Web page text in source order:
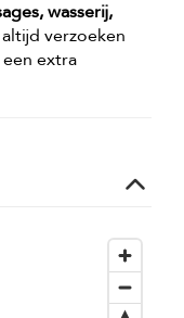
wasserij,
verzoeken
extra